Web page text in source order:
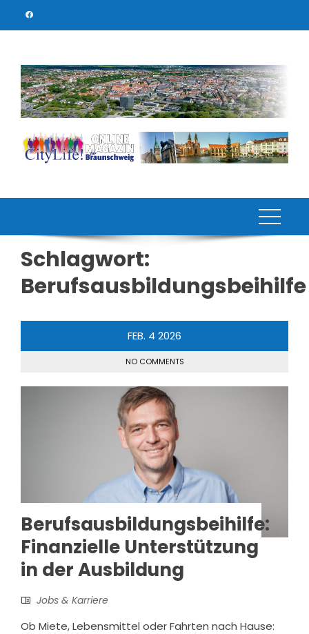
Schlagwort:
Berufsausbildungsbeihilfe
FEB. 4 2026
NO COMMENTS
Berufsausbildungsbeihilfe:
Finanzielle Unterstützung
in der Ausbildung
Jobs & Karriere
Ob Miete, Lebensmittel oder Fahrten nach Hause: